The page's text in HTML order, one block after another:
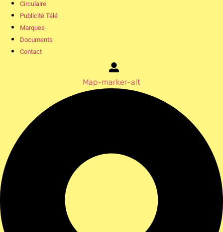
Circulaire
Publicité Télé
Marques
Documents
Contact
Map-marker-alt